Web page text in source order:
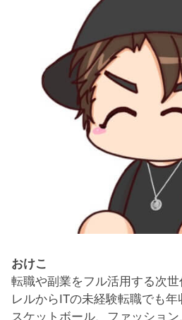
おけこ
転職や副業をフル活用する次
レルからITの未経験転職でも
スケットボール、ファッション